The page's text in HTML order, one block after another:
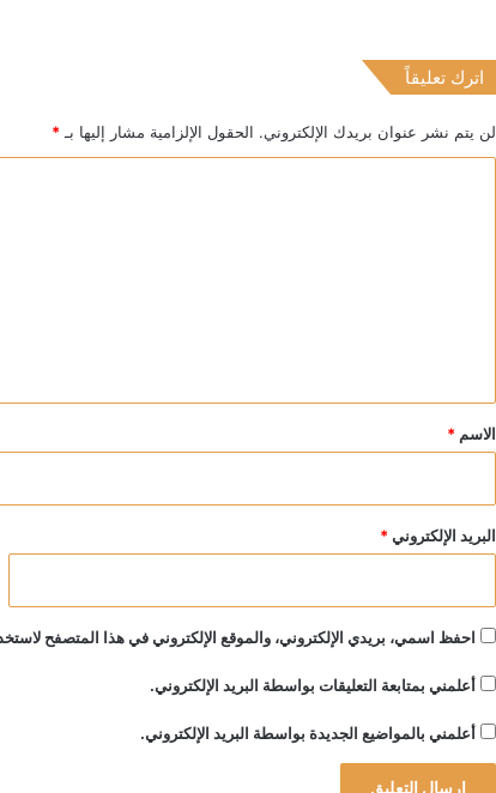
منذ 20 ساعة
اترك تعليقاً
لن يتم نشر عنوان بريدك الإلكتروني. الحقول الإلزامية مشار إليها بـ *
*
الاسم *
البريد الإلكتروني *
احفظ اسمي، بريدي الإلكتروني، والموقع الإلكتروني في هذا المتصفح
أعلمني بمتابعة التعليقات بواسطة البريد الإلكتروني.
أعلمني بالمواضيع الجديدة بواسطة البريد الإلكتروني.